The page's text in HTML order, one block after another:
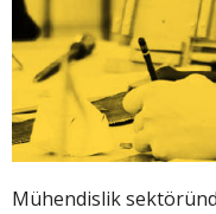
Mühendislik